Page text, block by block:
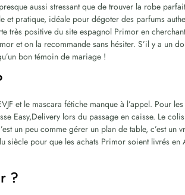
aussi stressant que de trouver la robe
pratique, idéale pour dégoter des parfums
très positive du site espagnol Primor en
et on la recommande sans hésiter. S’il y a un
bon témoin de mariage !
et le mascara fétiche manque à l’appel. Pour
Easy,Delivery lors du passage en caisse. Le
un peu comme gérer un plan de table, c’est un
pour que les achats Primor soient livrés en
?